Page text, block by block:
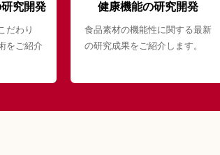
究開発
だわり
をご紹介
健康機能の研究開発
食品素材の機能性に関する最新
の研究成果をご紹介します。